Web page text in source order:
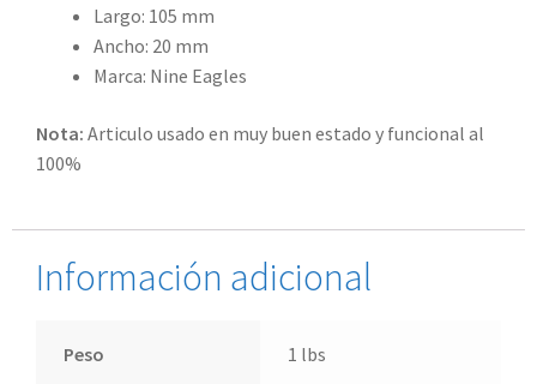
Largo: 105 mm
Ancho: 20 mm
Marca: Nine Eagles
Nota: Articulo usado en muy buen estado y funcional al
100%
Información adicional
Peso 1 lbs